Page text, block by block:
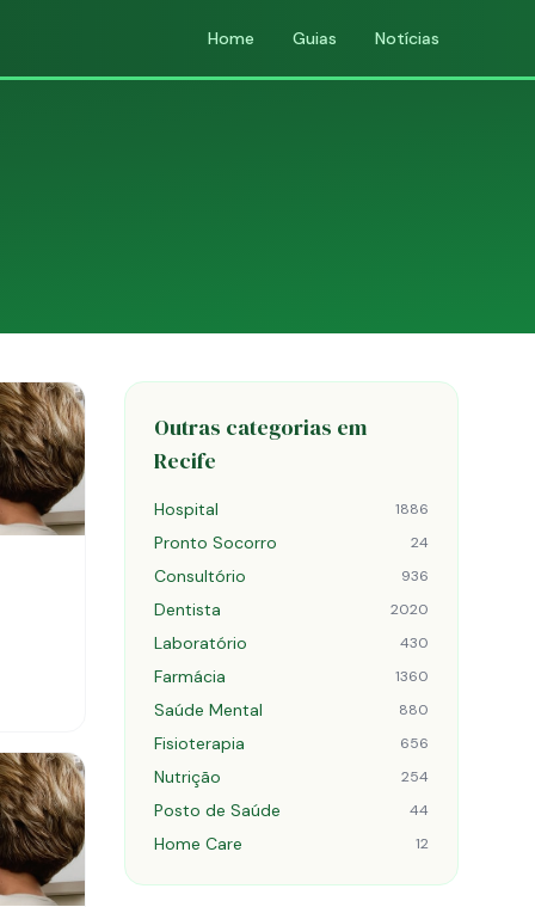
Home Guias Notícias
Outras categorias em
Recife
Hospital 1886
Pronto Socorro 24
Consultório 936
Dentista 2020
Laboratório 430
Farmácia 1360
Saúde Mental 880
Fisioterapia 656
Nutrição 254
Posto de Saúde 44
Home Care 12